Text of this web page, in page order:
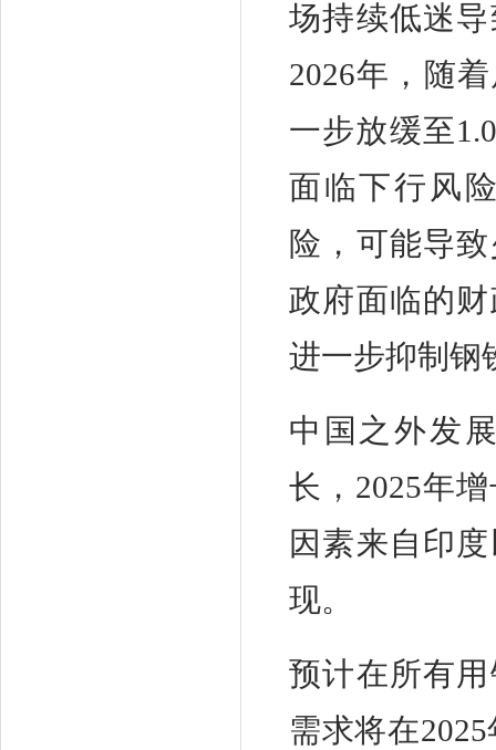
场持续低迷
2026年，随
一步放缓至
面临下行风
险，可能导
政府面临的
进一步抑制钢
中国之外发
长，2025年
因素来自印
现。
预计在所有
需求将在